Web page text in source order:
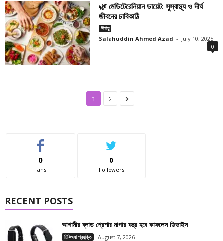
🌿 মেডিটেরেনিয়ান ডায়েট: সুস্বাস্থ্য ও দীর্ঘ
জীবনের চাবিকাঠি
দীর্ঘায়ু
Salahuddin Ahmed Azad - July 10, 2025
0
1 2
0
Fans
0
Followers
RECENT POSTS
আগামীর ব্লাড প্রেশার মাপার যন্ত্র হবে কাফলেস ডিভাইস
চিকিৎসা প্রযুক্তি August 7, 2026